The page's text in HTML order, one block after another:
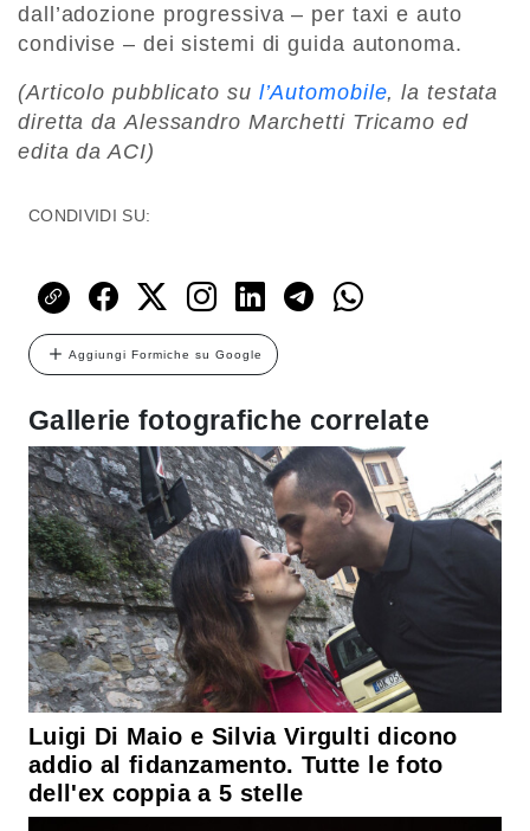
dall’adozione progressiva – per taxi e auto
condivise – dei sistemi di guida autonoma.
(Articolo pubblicato su l’Automobile, la testata
diretta da Alessandro Marchetti Tricamo ed
edita da ACI)
CONDIVIDI SU:
Aggiungi Formiche su Google
Gallerie fotografiche correlate
Luigi Di Maio e Silvia Virgulti dicono
addio al fidanzamento. Tutte le foto
dell'ex coppia a 5 stelle